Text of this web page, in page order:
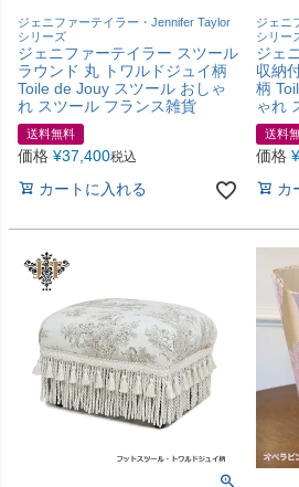
ジェニファーテイラー・Jennifer Taylor
シリーズ
ジェニファーテイラー スツール
ラウンド 丸 トワルドジュイ柄
Toile de Jouy スツール おしゃ
れ スツール フランス雑貨
送料無料
価格 ¥37,400税込
カートに入れる
ジェニ
シリー
ジェ
収納
柄
ゃれ
送料
価格 ¥
カ